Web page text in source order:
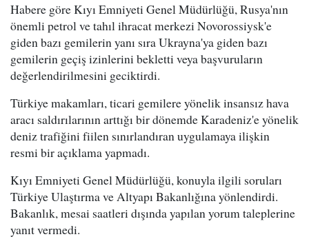
Habere göre Kıyı Emniyeti Genel Müdürlüğü, Rusya'nın
önemli petrol ve tahıl ihracat merkezi Novorossiysk'e
giden bazı gemilerin yanı sıra Ukrayna'ya giden bazı
gemilerin geçiş izinlerini bekletti veya başvuruların
değerlendirilmesini geciktirdi.
Türkiye makamları, ticari gemilere yönelik insansız hava
aracı saldırılarının arttığı bir dönemde Karadeniz'e yönelik
deniz trafiğini fiilen sınırlandıran uygulamaya ilişkin
resmi bir açıklama yapmadı.
Kıyı Emniyeti Genel Müdürlüğü, konuyla ilgili soruları
Türkiye Ulaştırma ve Altyapı Bakanlığına yönlendirdi.
Bakanlık, mesai saatleri dışında yapılan yorum taleplerine
yanıt vermedi.